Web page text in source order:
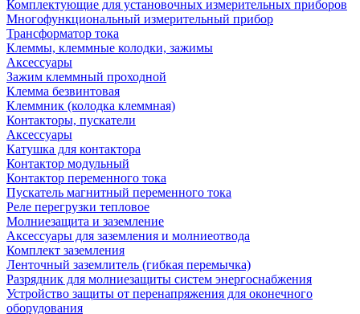
Комплектующие для установочных измерительных приборов
Многофункциональный измерительный прибор
Трансформатор тока
Клеммы, клеммные колодки, зажимы
Аксессуары
Зажим клеммный проходной
Клемма безвинтовая
Клеммник (колодка клеммная)
Контакторы, пускатели
Аксессуары
Катушка для контактора
Контактор модульный
Контактор переменного тока
Пускатель магнитный переменного тока
Реле перегрузки тепловое
Молниезащита и заземление
Аксессуары для заземления и молниеотвода
Комплект заземления
Ленточный заземлитель (гибкая перемычка)
Разрядник для молниезащиты систем энергоснабжения
Устройство защиты от перенапряжения для оконечного
оборудования